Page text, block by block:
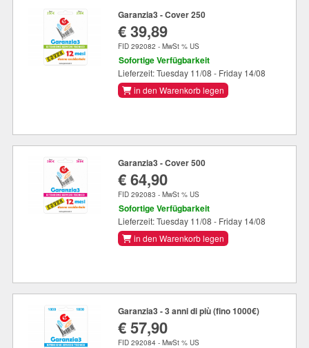
Garanzia3 - Cover 250
€ 39,89
FID 292082 - MwSt % US
Sofortige Verfügbarkeit
Lieferzeit: Tuesday 11/08 - Friday 14/08
in den Warenkorb legen
Garanzia3 - Cover 500
€ 64,90
FID 292083 - MwSt % US
Sofortige Verfügbarkeit
Lieferzeit: Tuesday 11/08 - Friday 14/08
in den Warenkorb legen
Garanzia3 - 3 anni di più (fino 1000€)
€ 57,90
FID 292084 - MwSt % US